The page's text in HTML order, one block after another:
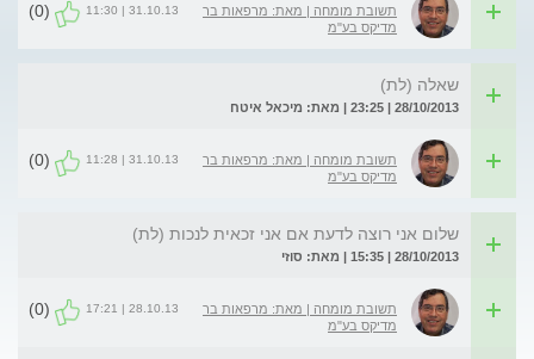
תשובת מומחה | מאת: מרפאות בר
מדיקס בע"מ
31.10.13 | 11:30
(0)
שאלה (לת)
28/10/2013 | 23:25 | מאת: מיכאל איטח
תשובת מומחה | מאת: מרפאות בר
מדיקס בע"מ
31.10.13 | 11:28
(0)
שלום אני רוצה לדעת אם אני זכאית לנכות (לת)
28/10/2013 | 15:35 | מאת: סוזי
תשובת מומחה | מאת: מרפאות בר
מדיקס בע"מ
28.10.13 | 17:21
(0)